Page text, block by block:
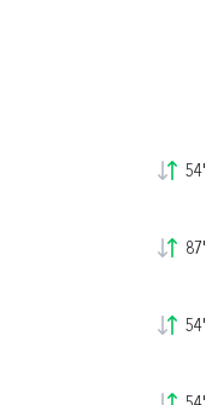
54'
87'
54'